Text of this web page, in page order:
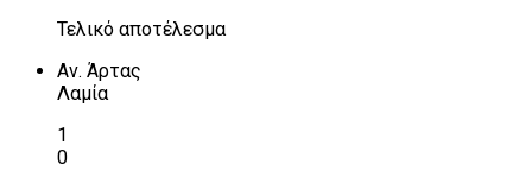
Τελικό αποτέλεσμα
Αν. Άρτας
Λαμία
1
0